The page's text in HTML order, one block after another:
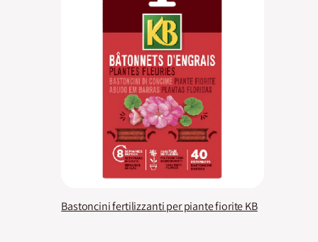
Bastoncini fertilizzanti per piante fiorite KB